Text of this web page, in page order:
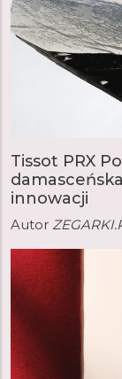
Tissot PRX
innowacji
Autor